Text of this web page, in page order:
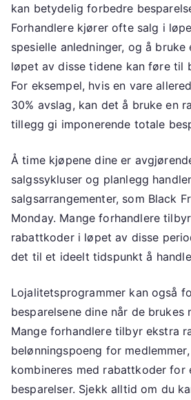
kan betydelig forbedre
Forhandlere kjører ofte salg i
spesielle anledninger, og å
løpet av disse tidene kan føre til
For eksempel, hvis en vare
30% avslag, kan det å bruke en
tillegg gi imponerende totale
Å time kjøpene dine er
salgssykluser og planlegg
salgsarrangementer, som Black
Monday. Mange forhandlere
rabattkoder i løpet av disse
det til et ideelt tidspunkt å
Lojalitetsprogrammer kan også
besparelsene dine når de brukes
Mange forhandlere tilbyr ekstra
belønningspoeng for
kombineres med rabattkoder for
besparelser. Sjekk alltid om du